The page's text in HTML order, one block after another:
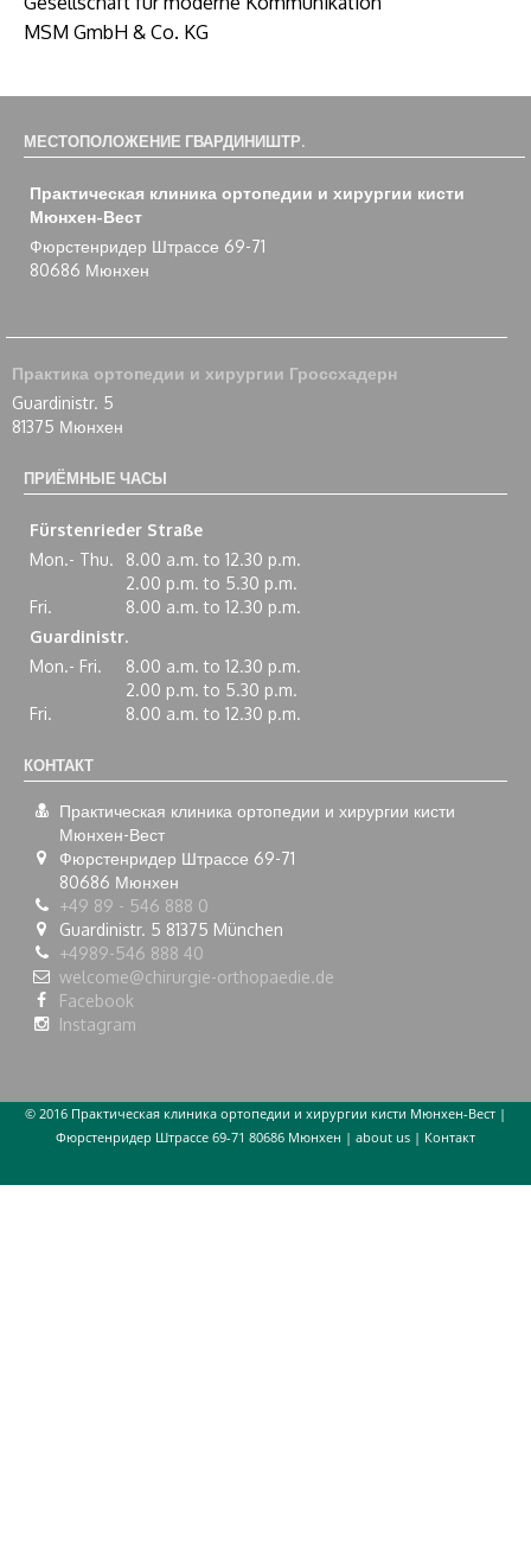
MSM GmbH & Co. KG
МЕСТОПОЛОЖЕНИЕ ГВАРДИНИШТР.
Практическая клиника ортопедии и хирургии кисти
Мюнхен-Вест
Фюрстенридер Штрассе 69-71
80686 Мюнхен
Практика ортопедии и хирургии Гроссхадерн
Guardinistr. 5
81375 Мюнхен
ПРИЁМНЫЕ ЧАСЫ
Fürstenrieder Straße
Mon.- Thu.
8.00 a.m. to 12.30 p.m.
2.00 p.m. to 5.30 p.m.
Fri.
8.00 a.m. to 12.30 p.m.
Guardinistr.
Mon.- Fri.
8.00 a.m. to 12.30 p.m.
2.00 p.m. to 5.30 p.m.
Fri.
8.00 a.m. to 12.30 p.m.
КОНТАКТ
Практическая клиника ортопедии и хирургии кисти
Мюнхен-Вест
Фюрстенридер Штрассе 69-71
80686 Мюнхен
+49 89 - 546 888 0
Guardinistr. 5 81375 München
+4989-546 888 40
welcome@chirurgie-orthopaedie.de
Facebook
Instagram
© 2016 Практическая клиника ортопедии и хирургии кисти Мюнхен-Вест |
Фюрстенридер Штрассе 69-71 80686 Мюнхен | about us | Контакт